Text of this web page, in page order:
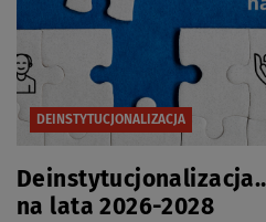
DEINSTYTUCJONALIZACJA
na lata 2026-2028